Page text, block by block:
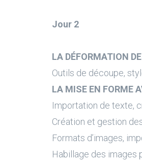
Jour 2
LA DÉFORMATION
Outils de découpe,
LA MISE EN FORME
Importation de texte,
Création et gestion
Formats d’images,
Habillage des images